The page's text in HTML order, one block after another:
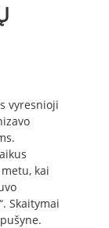
vyresnioji
kai
Skaitymai